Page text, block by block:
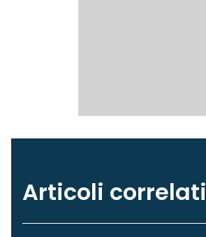
Articoli correlati